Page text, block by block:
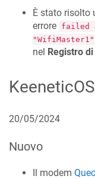
È stato risolto
errore failed
"WifiMaster1"
nel Registro
KeeneticOS
20/05/2024
Nuovo
Il modem